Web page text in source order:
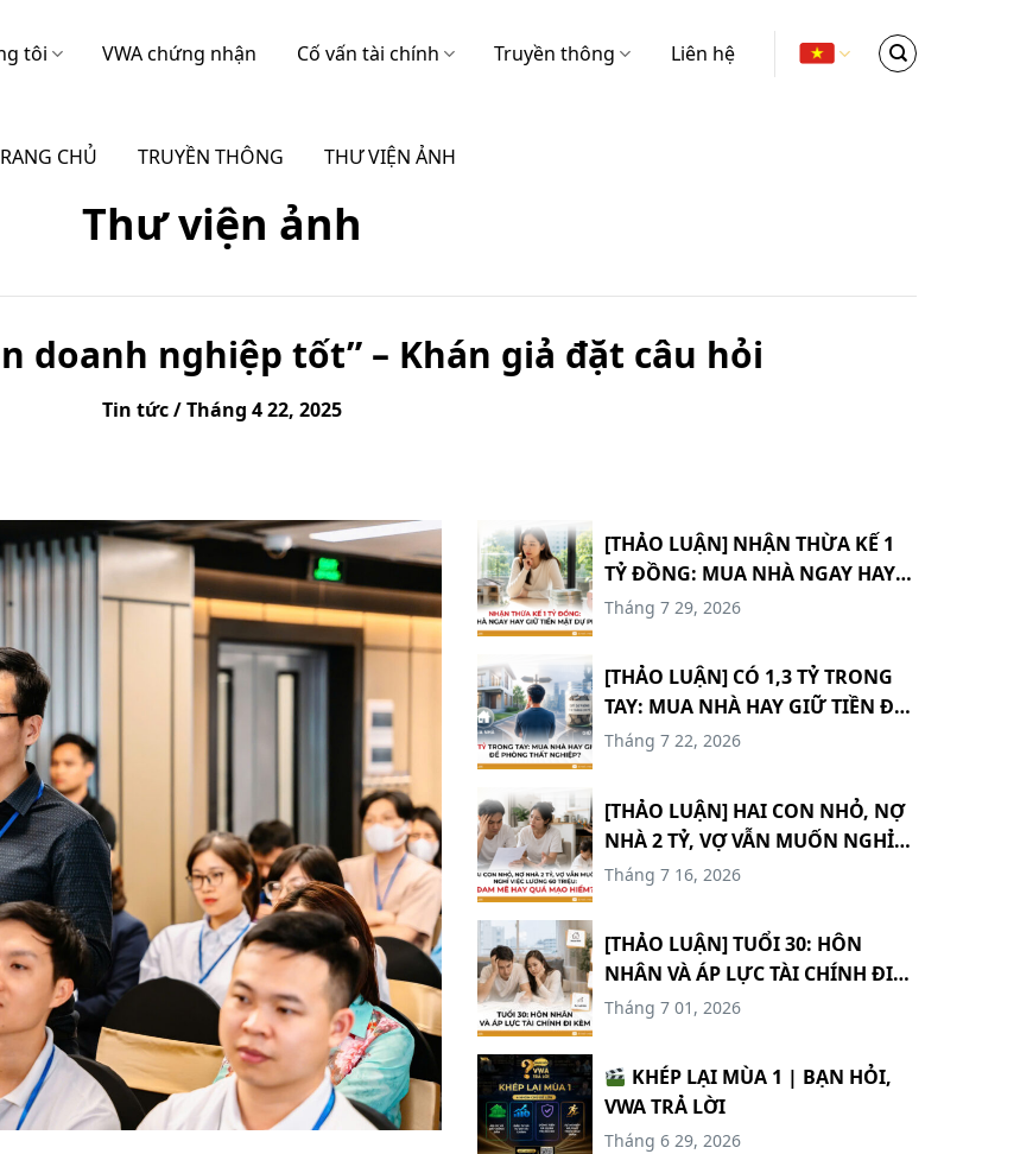
tôi VWA chứng nhận Cố vấn tài chính Truyền thông Liên hệ
CHỦ TRUYỀN THÔNG THƯ VIỆN ẢNH
Thư viện ảnh
doanh nghiệp tốt” – Khán giả đặt câu hỏi
Tin tức / Tháng 4 22, 2025
[THẢO LUẬN] NHẬN THỪA KẾ 1
TỶ ĐỒNG: MUA NHÀ NGAY HAY
GIỮ TIỀN MẶT DỰ PHÒNG?
Tháng 7 29, 2026
[THẢO LUẬN] CÓ 1,3 TỶ TRONG
TAY: MUA NHÀ HAY GIỮ TIỀN ĐỂ
Tháng 7 22, 2026
[THẢO LUẬN] HAI CON NHỎ, NỢ
NHÀ 2 TỶ, VỢ VẪN MUỐN NGHỈ
VIỆC LƯƠNG 60 TRIỆU: ĐAM MÊ
Tháng 7 16, 2026
[THẢO LUẬN] TUỔI 30: HÔN
NHÂN VÀ ÁP LỰC TÀI CHÍNH ĐI
KÈM #TCCN15
Tháng 7 01, 2026
KHÉP LẠI MÙA 1 | BẠN HỎI,
VWA TRẢ LỜI
Tháng 6 29, 2026